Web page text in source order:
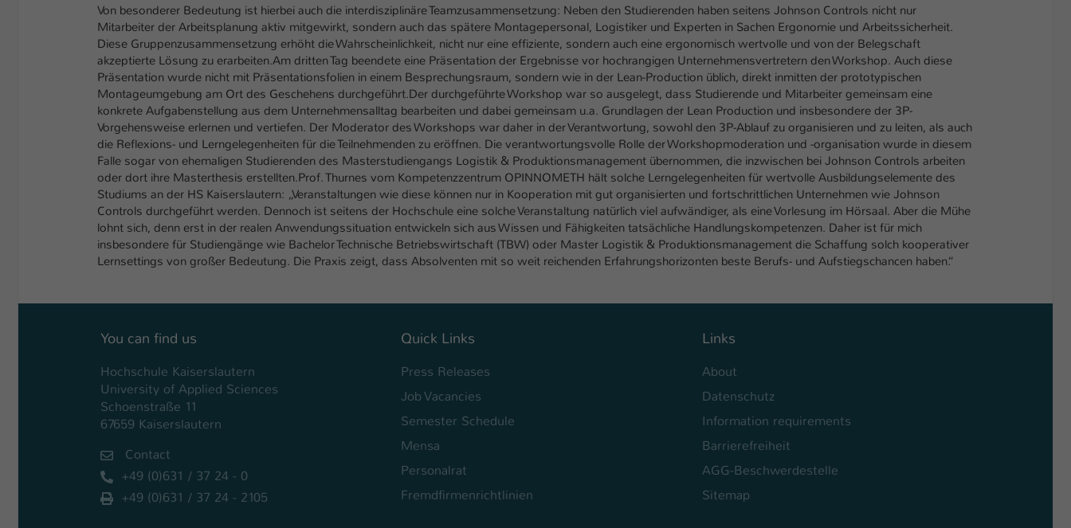
Von besonderer Bedeutung ist hierbei auch die interdisziplinäre Teamzusammensetzung: Neben den Studierenden haben seitens Johnson Controls nicht nur
Mitarbeiter der Arbeitsplanung aktiv mitgewirkt, sondern auch das spätere Montagepersonal, Logistiker und Experten in Sachen Ergonomie und Arbeitssicherheit.
Diese Gruppenzusammensetzung erhöht die Wahrscheinlichkeit, nicht nur eine effiziente, sondern auch eine ergonomisch wertvolle und von der Belegschaft
akzeptierte Lösung zu erarbeiten.Am dritten Tag beendete eine Präsentation der Ergebnisse vor hochrangigen Unternehmensvertretern den Workshop. Auch diese
Präsentation wurde nicht mit Präsentationsfolien in einem Besprechungsraum, sondern wie in der Lean-Production üblich, direkt inmitten der prototypischen
Montageumgebung am Ort des Geschehens durchgeführt.Der durchgeführte Workshop war so ausgelegt, dass Studierende und Mitarbeiter gemeinsam eine
konkrete Aufgabenstellung aus dem Unternehmensalltag bearbeiten und dabei gemeinsam u.a. Grundlagen der Lean Production und insbesondere der 3P-
Vorgehensweise erlernen und vertiefen. Der Moderator des Workshops war daher in der Verantwortung, sowohl den 3P-Ablauf zu organisieren und zu leiten, als auch
die Reflexions- und Lerngelegenheiten für die Teilnehmenden zu eröffnen. Die verantwortungsvolle Rolle der Workshopmoderation und -organisation wurde in diesem
Falle sogar von ehemaligen Studierenden des Masterstudiengangs Logistik & Produktionsmanagement übernommen, die inzwischen bei Johnson Controls arbeiten
oder dort ihre Masterthesis erstellten.Prof. Thurnes vom Kompetenzzentrum OPINNOMETH hält solche Lerngelegenheiten für wertvolle Ausbildungselemente des
Studiums an der HS Kaiserslautern: „Veranstaltungen wie diese können nur in Kooperation mit gut organisierten und fortschrittlichen Unternehmen wie Johnson
Controls durchgeführt werden. Dennoch ist seitens der Hochschule eine solche Veranstaltung natürlich viel aufwändiger, als eine Vorlesung im Hörsaal. Aber die Mühe
lohnt sich, denn erst in der realen Anwendungssituation entwickeln sich aus Wissen und Fähigkeiten tatsächliche Handlungskompetenzen. Daher ist für mich
insbesondere für Studiengänge wie Bachelor Technische Betriebswirtschaft (TBW) oder Master Logistik & Produktionsmanagement die Schaffung solch kooperativer
Lernsettings von großer Bedeutung. Die Praxis zeigt, dass Absolventen mit so weit reichenden Erfahrungshorizonten beste Berufs- und Aufstiegschancen haben.“
You can find us
Hochschule Kaiserslautern
University of Applied Sciences
Schoenstraße 11
67659 Kaiserslautern
Contact
+49 (0)631 / 37 24 - 0
+49 (0)631 / 37 24 - 2105
Quick Links
Press Releases
Job Vacancies
Semester Schedule
Mensa
Personalrat
Fremdfirmenrichtlinien
Links
About
Datenschutz
Information requirements
Barrierefreiheit
AGG-Beschwerdestelle
Sitemap
Zweck
von TYPO3. Es speichert im Fall eines Intranet-
Logins die Session-ID. So kann der eingeloggte
Benutzer wiedererkannt werden und es wird
ihm Zugang zu geschützten Bereichen gewährt.
Name be_typo_user
Anbieter TYPO3
Laufzeit 1 Tag
Zweck
Dieser Cookie teilt der Webseite mit, ob ein
Besucher im Typo3-Backend angemeldet ist und
Rechte besitzt diese zu verwalten.